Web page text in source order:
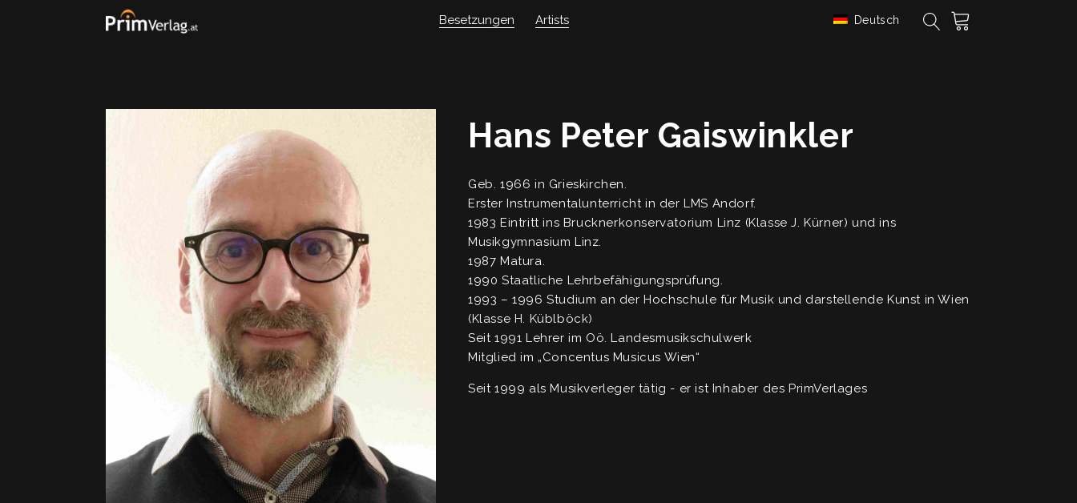
Besetzungen Artists Deutsch
Hans Peter Gaiswinkler
Geb. 1966 in Grieskirchen.
Erster Instrumentalunterricht in der LMS Andorf.
1983 Eintritt ins Brucknerkonservatorium Linz (Klasse J. Kürner) und ins
Musikgymnasium Linz.
1987 Matura.
1990 Staatliche Lehrbefähigungsprüfung.
1993 – 1996 Studium an der Hochschule für Musik und darstellende Kunst in Wien
(Klasse H. Küblböck)
Seit 1991 Lehrer im Oö. Landesmusikschulwerk
Mitglied im „Concentus Musicus Wien“
Seit 1999 als Musikverleger tätig - er ist Inhaber des PrimVerlages